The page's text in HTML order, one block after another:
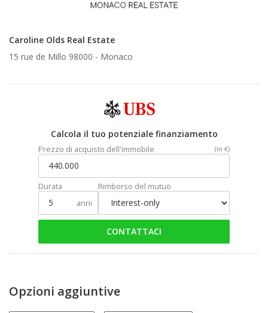
Caroline Olds Real Estate
15 rue de Millo 98000 - Monaco
Calcola il tuo potenziale finanziamento
Prezzo di acquisto dell'immobile (In €)
Durata
anni
Rimborso del mutuo
CONTATTACI
Opzioni aggiuntive